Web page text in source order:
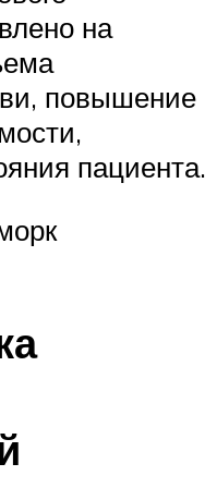
на
повышение
пациента.